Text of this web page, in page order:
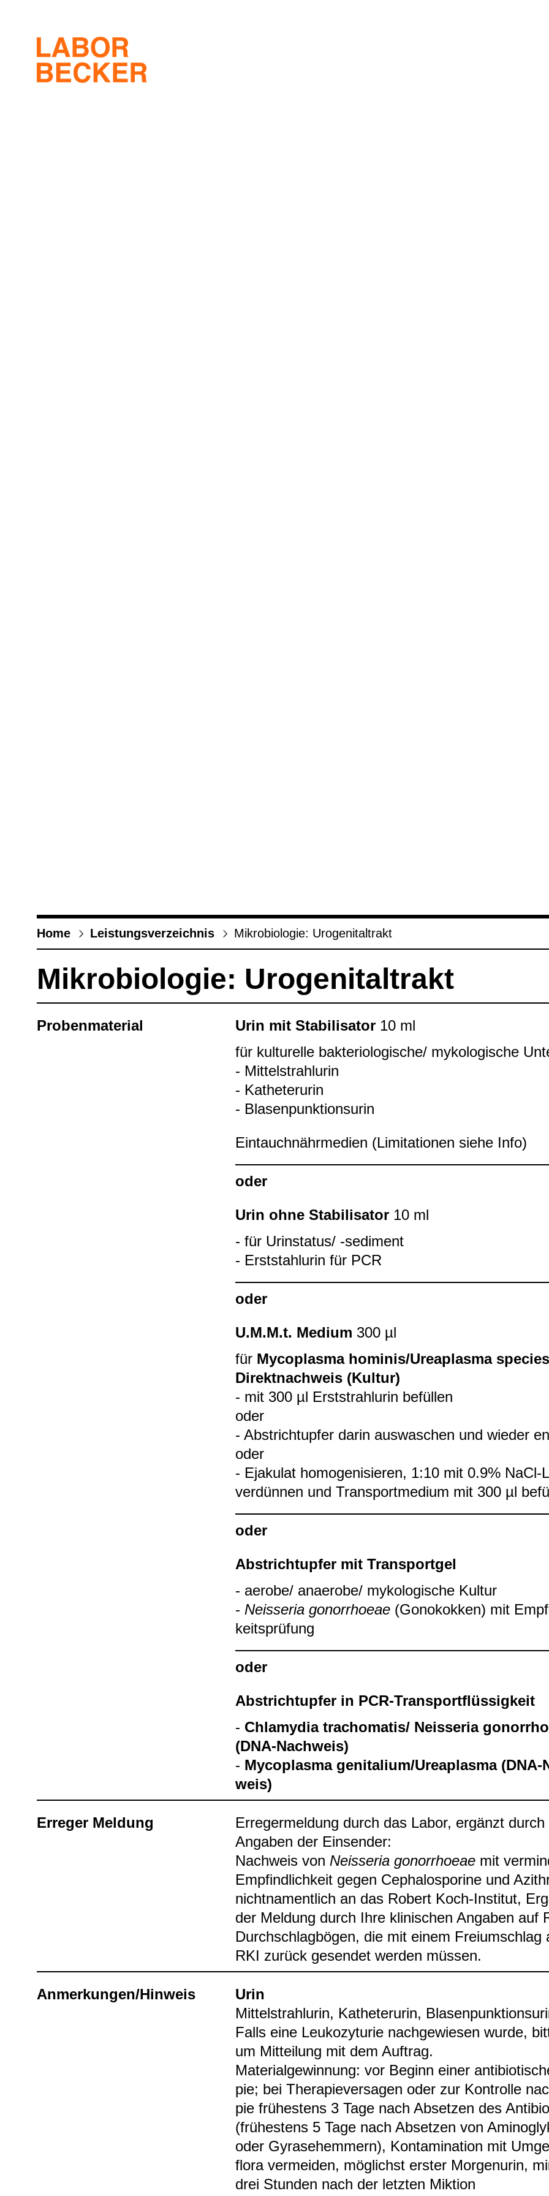
Home Leis­tungs­ver­zeich­nis Mikro­bio­lo­gie: Uro­ge­ni­tal­trakt
Mikro­bio­lo­gie: Uro­ge­ni­tal­trakt
Pro­ben­ma­te­rial Urin mit Sta­bi­li­sa­tor 10 ml
für kul­tu­relle bak­te­rio­lo­gi­sche/ myko­lo­gi­sche
- Mit­tel­strahlu­rin
- Kathe­ter­urin
- Bla­sen­punk­ti­ons­u­rin
Ein­tauch­nähr­me­dien (Limi­ta­tio­nen siehe Info)
oder
Urin ohne Sta­bi­li­sa­tor 10 ml
- für Urin­sta­tus/ -​sedi­ment
- Erst­stahlu­rin für PCR
oder
U.M.M.t. Medium 300 µl
für Myco­plasma homi­nis/Urea­plasma
Direkt­nach­weis (Kul­tur)
- mit 300 µl Erst­strahlu­rin befül­len
oder
- Abst­rich­tup­fer darin aus­wa­schen und wie­der
oder
- Eja­ku­lat homo­ge­ni­sie­ren, 1:10 mit 0.9% NaCl-​
ver­dün­nen und Trans­port­me­dium mit 300 µl
oder
Abst­rich­tup­fer mit Trans­port­gel
- aerobe/ anae­robe/ myko­lo­gi­sche Kul­tur
- Neis­se­ria gonor­rhoeae (Gono­kok­ken) mit
keits­prü­fung
oder
Abst­rich­tup­fer in PCR-​Trans­port­flüs­sig­keit
- Chla­my­dia tracho­ma­tis/ Neis­se­ria
(DNA-​Nach­weis)
- Myco­plasma geni­ta­lium/Urea­plasma
weis)
Erre­ger Mel­dung
Erre­ger­mel­dung durch das Labor, ergänzt durch
Anga­ben der Ein­sen­der:
Nach­weis von Neis­se­ria gonor­rhoeae mit
Emp­find­lich­keit gegen Cepha­los­po­rine und
nicht­na­ment­lich an das Robert Koch-​Insti­tut,
der Mel­dung durch Ihre kli­ni­schen Anga­ben auf
Durch­schlag­bö­gen, die mit einem Frei­um­schlag
RKI zurück gesen­det wer­den müs­sen.
Anmer­kun­gen/Hin­weis
Urin
Mit­tel­strahlu­rin, Kathe­ter­urin,
Falls eine Leu­ko­zy­tu­rie nach­ge­wie­sen wurde,
um Mit­tei­lung mit dem Auf­trag.
Mate­ri­al­ge­win­nung: vor Beginn einer
pie; bei The­ra­pie­ver­sa­gen oder zur Kon­trolle
pie frü­hes­tens 3 Tage nach Abset­zen des
(frü­hes­tens 5 Tage nach Abset­zen von
oder Gyra­se­hem­mern), Kon­ta­mi­na­tion mit
flora ver­mei­den, mög­lichst ers­ter Mor­gen­urin,
drei Stun­den nach der letz­ten Mik­tion